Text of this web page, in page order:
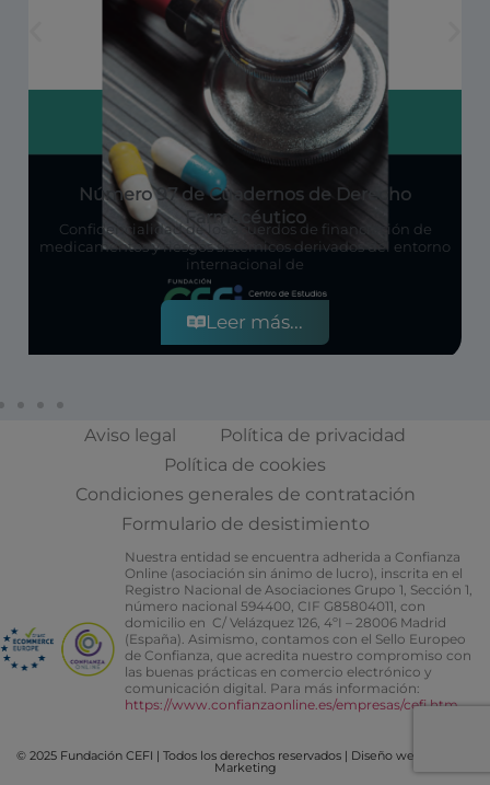
Número 97 de Cuadernos de Derecho
Farmacéutico
Confidencialidad de los acuerdos de financiación de
medicamentos y riesgos sistémicos derivados del entorno
internacional de
Leer más...
Aviso legal
Política de privacidad
Política de cookies
Condiciones generales de contratación
Formulario de desistimiento
Nuestra entidad se encuentra adherida a Confianza
Online (asociación sin ánimo de lucro), inscrita en el
Registro Nacional de Asociaciones Grupo 1, Sección 1,
número nacional 594400, CIF G85804011, con
domicilio en C/ Velázquez 126, 4ºI – 28006 Madrid
(España). Asimismo, contamos con el Sello Europeo
de Confianza, que acredita nuestro compromiso con
las buenas prácticas en comercio electrónico y
comunicación digital. Para más información:
https://www.confianzaonline.es/empresas/cefi.htm
© 2025 Fundación CEFI | Todos los derechos reservados | Diseño web Bocetos
Marketing